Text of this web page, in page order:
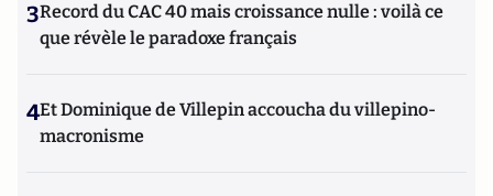
3Record du CAC 40 mais croissance nulle : voilà ce
que révèle le paradoxe français
4Et Dominique de Villepin accoucha du villepino-
macronisme